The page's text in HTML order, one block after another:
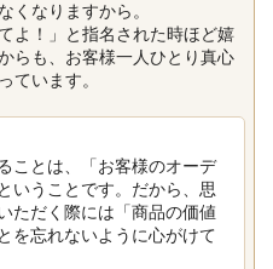
くなりますから。
よ！」と指名された時ほど嬉
らも、お客様一人ひとり真心
ています。
ことは、「お客様のオーデ
いうことです。だから、思
ただく際には「商品の価値
を忘れないように心がけて